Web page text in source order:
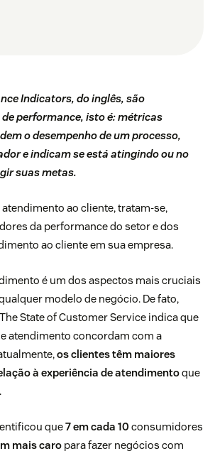
Indicators, do inglês, são
performance, isto é: métricas
o desempenho de um processo,
e indicam se está atingindo ou no
suas metas.
atendimento ao cliente, tratam-se,
da performance do setor e dos
ao cliente em sua empresa.
é um dos aspectos mais cruciais
modelo de negócio. De fato,
State of Customer Service indica que
atendimento concordam com a
os clientes têm maiores
à experiência de atendimentoque
que7 em cada 10 consumidores
mais caro para fazer negócios com